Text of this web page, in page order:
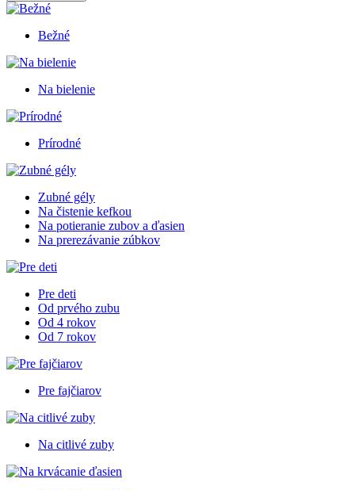
Bežné
Na bielenie
Prírodné
Zubné gély
Na čistenie kefkou
Na potieranie zubov a ďasien
Na prerezávanie zúbkov
Pre deti
Od prvého zubu
Od 4 rokov
Od 7 rokov
Pre fajčiarov
Na citlivé zuby